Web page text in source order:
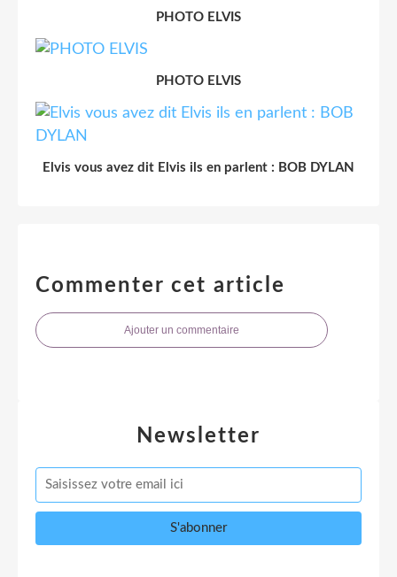
PHOTO ELVIS
PHOTO ELVIS
Elvis vous avez dit Elvis ils en parlent : BOB DYLAN
Commenter cet article
Ajouter un commentaire
Newsletter